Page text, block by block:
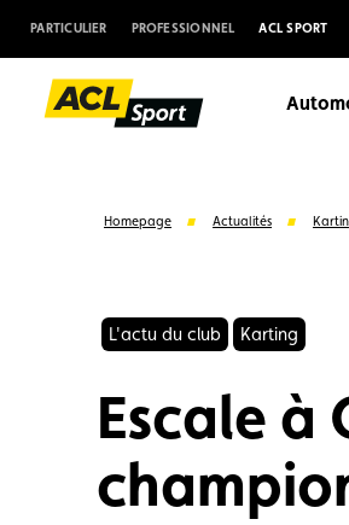
PARTICULIER PROFESSIONNEL ACL SPORT
Suggestions
Homepage Actualités
L'actu du club Karting
Escale à